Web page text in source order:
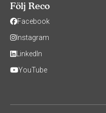
Följ Reco
Facebook
Instagram
LinkedIn
YouTube